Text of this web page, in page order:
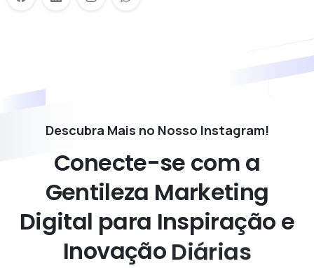
Descubra Mais no Nosso Instagram!
Conecte-se com a
Gentileza Marketing
Digital para Inspiração e
Inovação Diárias